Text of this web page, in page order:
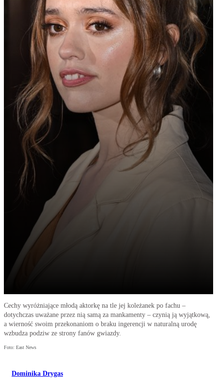
Cechy wyróżniające młodą aktorkę na tle jej koleżanek po fachu –
dotychczas uważane przez nią samą za mankamenty – czynią ją wyjątkową,
a wierność swoim przekonaniom o braku ingerencji w naturalną urodę
wzbudza podziw ze strony fanów gwiazdy.
Foto: East News
Dominika Drygas